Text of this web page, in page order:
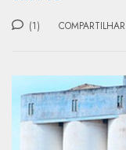
(1) COMPARTILHAR